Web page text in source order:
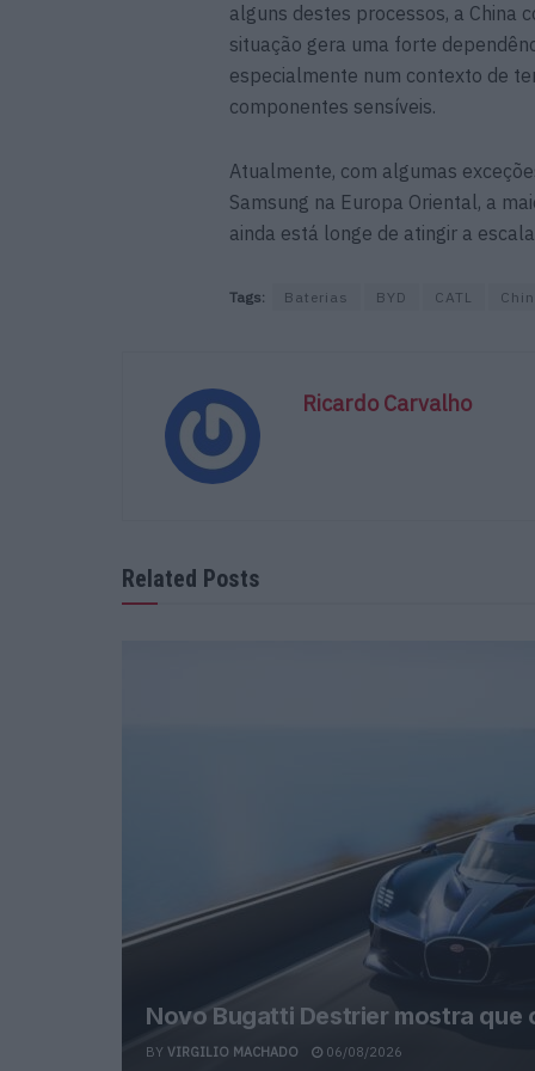
alguns destes processos, a China
situação gera uma forte
especialmente num contexto de
componentes sensíveis.
Atualmente, com algumas
Samsung na Europa Oriental, a
ainda está longe de atingir a
Tags: Baterias BYD CATL
Ricardo Carvalho
Related Posts
Novo Bugatti Destrier mostra que
BY VIRGILIO MACHADO 06/08/2026